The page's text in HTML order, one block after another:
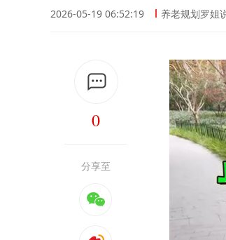
2026-05-19 06:52:19 养老规划罗姐
0
分享至